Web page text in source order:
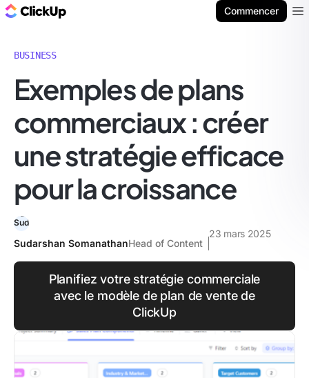
Commencer
BUSINESS
Exemples de plans
commerciaux : créer
une stratégie efficace
pour la croissance
Sudarshan SomanathanHead of Content
23 mars 2025
Planifiez votre stratégie commerciale
avec le modèle de plan de vente de
ClickUp